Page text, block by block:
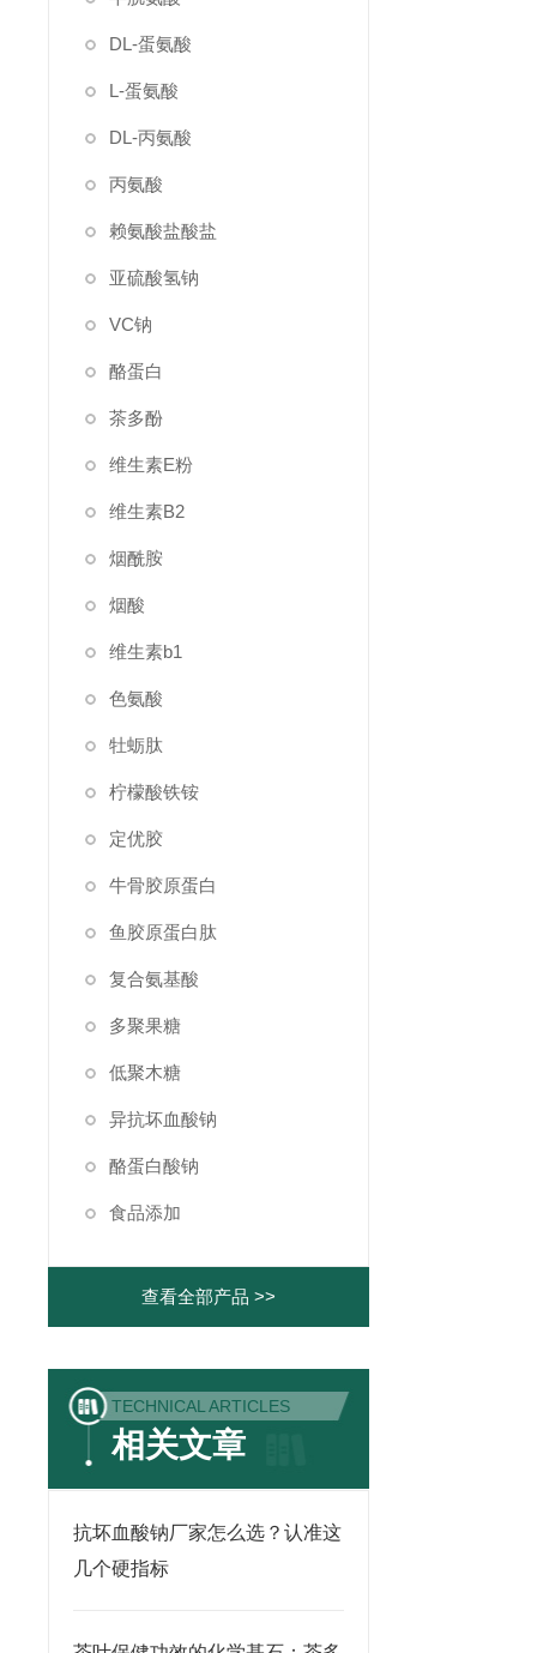
DL-蛋氨酸
L-蛋氨酸
DL-丙氨酸
丙氨酸
赖氨酸盐酸盐
亚硫酸氢钠
VC钠
酪蛋白
茶多酚
维生素E粉
维生素B2
烟酰胺
烟酸
维生素b1
色氨酸
牡蛎肽
柠檬酸铁铵
定优胶
牛骨胶原蛋白
鱼胶原蛋白肽
复合氨基酸
多聚果糖
低聚木糖
异抗坏血酸钠
酪蛋白酸钠
食品添加
查看全部产品 >>
TECHNICAL ARTICLES
相关文章
抗坏血酸钠厂家怎么选？认准这
几个硬指标